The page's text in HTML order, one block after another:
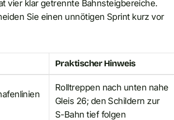
vier klar getrennte Bahnsteigbereiche.
Sie einen unnötigen Sprint kurz vor
Praktischer Hinweis
Rolltreppen nach unten nahe
Gleis 26; den Schildern zur
S-Bahn tief folgen